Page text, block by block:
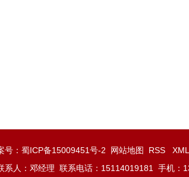
： 蜀ICP备15009451号-2 网站地图 RSS XML
系人：邓经理 联系电话：15114019181 手机：